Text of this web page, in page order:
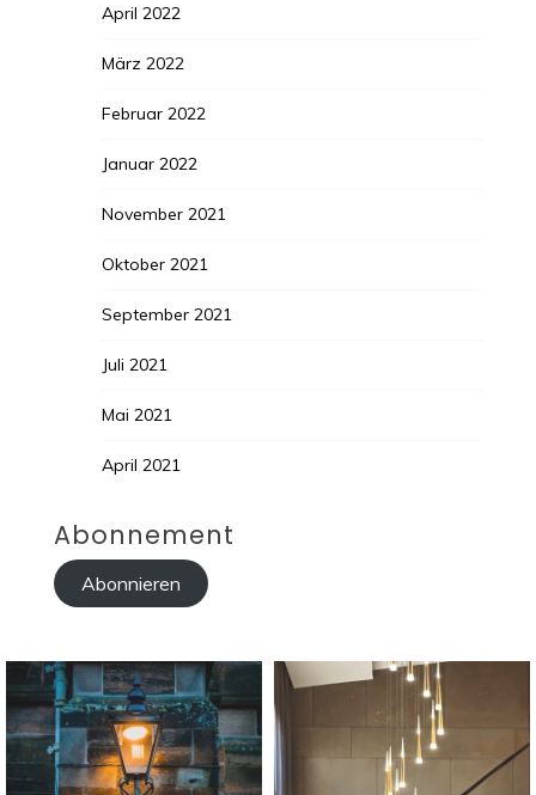
April 2022
März 2022
Februar 2022
Januar 2022
November 2021
Oktober 2021
September 2021
Juli 2021
Mai 2021
April 2021
Abonnement
Abonnieren